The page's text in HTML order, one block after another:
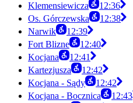
Klemensiewicza
12:36
Os. Górczewska
12:38
Narwik
12:39
Fort Blizne
12:40
Kocjana
12:41
Kartezjusza
12:42
Kocjana - Sądy
12:42
Kocjana - Bocznica
12:43